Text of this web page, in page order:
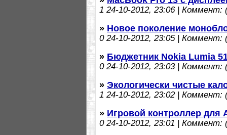
1 24-10-2012, 23:06 | Коммент:
» Новое поколение
024-10-2012, 23:05 | Коммент:
» Бюджетник Nokia Lumia
024-10-2012, 23:03 | Коммент:
» Экологически чистые
1 24-10-2012, 23:02 | Коммент:
» Игровой контроллер для
024-10-2012, 23:01 | Коммент: